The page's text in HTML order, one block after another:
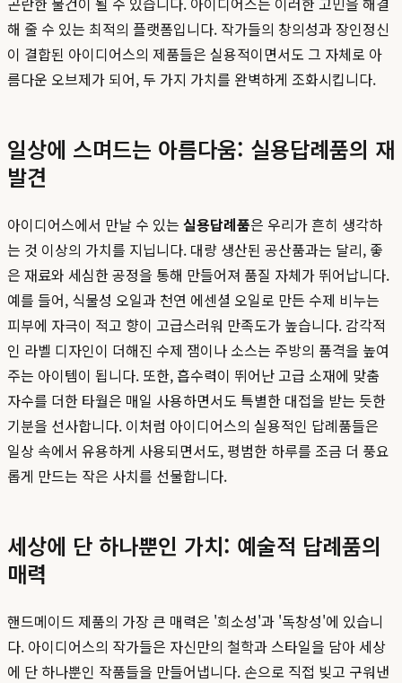
해 줄 수 있는 최적의 플랫폼입니다. 작가들의 창의성과 장인정신
이 결합된 아이디어스의 제품들은 실용적이면서도 그 자체로 아
름다운 오브제가 되어, 두 가지 가치를 완벽하게 조화시킵니다.
일상에 스며드는 아름다움: 실용답례품의 재
발견
아이디어스에서 만날 수 있는 실용답례품은 우리가 흔히 생각하
는 것 이상의 가치를 지닙니다. 대량 생산된 공산품과는 달리, 좋
은 재료와 세심한 공정을 통해 만들어져 품질 자체가 뛰어납니다.
예를 들어, 식물성 오일과 천연 에센셜 오일로 만든 수제 비누는
피부에 자극이 적고 향이 고급스러워 만족도가 높습니다. 감각적
인 라벨 디자인이 더해진 수제 잼이나 소스는 주방의 품격을 높여
주는 아이템이 됩니다. 또한, 흡수력이 뛰어난 고급 소재에 맞춤
자수를 더한 타월은 매일 사용하면서도 특별한 대접을 받는 듯한
기분을 선사합니다. 이처럼 아이디어스의 실용적인 답례품들은
일상 속에서 유용하게 사용되면서도, 평범한 하루를 조금 더 풍요
롭게 만드는 작은 사치를 선물합니다.
세상에 단 하나뿐인 가치: 예술적 답례품의
매력
핸드메이드 제품의 가장 큰 매력은 '희소성'과 '독창성'에 있습니
다. 아이디어스의 작가들은 자신만의 철학과 스타일을 담아 세상
에 단 하나뿐인 작품들을 만들어냅니다. 손으로 직접 빚고 구워낸